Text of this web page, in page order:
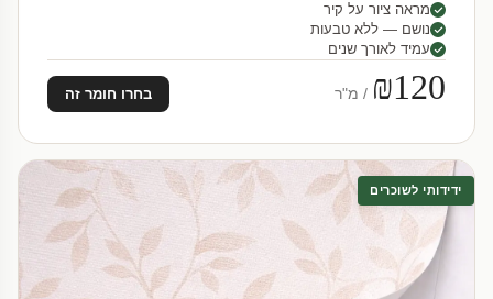
מראה ציור על קיר
נושם — ללא טבעות
עמיד לאורך שנים
₪120 / מ"ר בחרו חומר זה
ידידותי לשוכרים